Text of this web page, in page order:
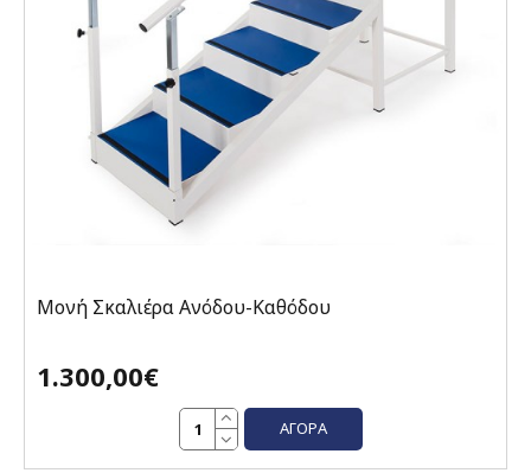
Μονή Σκαλιέρα Ανόδου-Καθόδου
1.300,00€
ΑΓΟΡΆ